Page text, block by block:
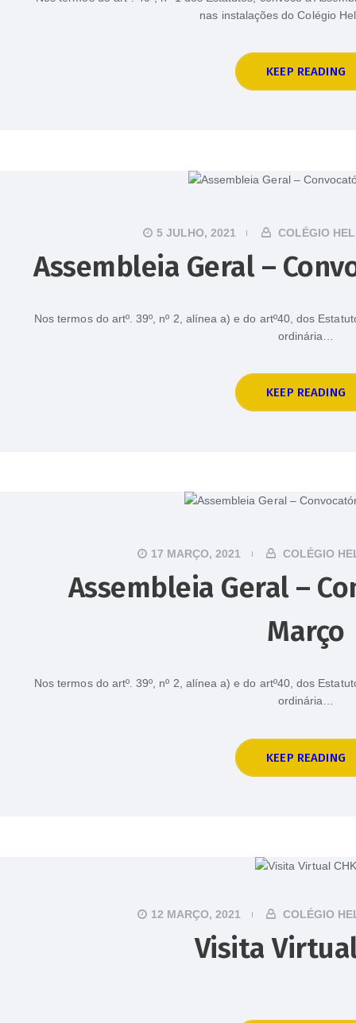
nas instalações do Colégio
KEEP READING
5 JULHO, 2021 COLÉGIO
Assembleia Geral –
Nos termos do artº. 39º, nº 2, alínea a) e do artº40, dos
ordinária…
KEEP READING
17 MARÇO, 2021 COLÉGIO
Assembleia Geral –
Março
Nos termos do artº. 39º, nº 2, alínea a) e do artº40, dos
ordinária…
KEEP READING
12 MARÇO, 2021 COLÉGIO
Visita